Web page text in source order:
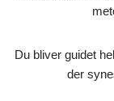
Du bliver guidet
der